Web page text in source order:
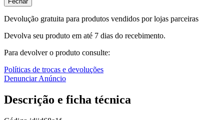
Devolução gratuita para produtos vendidos por lojas parceiras
Devolva seu produto em até 7 dias do recebimento.
Para devolver o produto consulte:
Políticas de trocas e devoluções
Denunciar Anúncio
Descrição e ficha técnica